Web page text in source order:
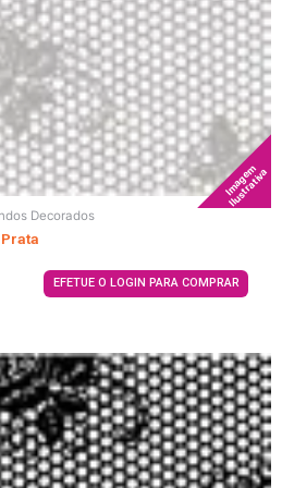
Imagem
Ilustrativa
Decorados
EFETUE O LOGIN PARA COMPRAR